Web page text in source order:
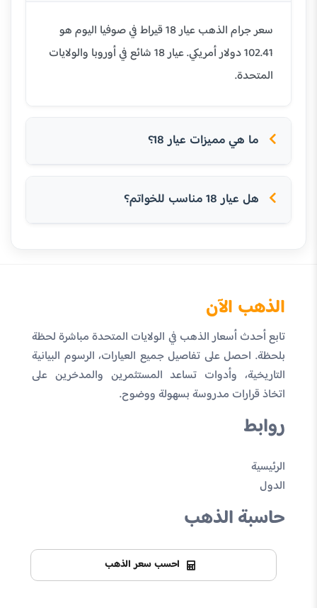
سعر جرام الذهب عيار 18 قيراط في صوفيا اليوم هو
102.41 دولار أمريكي. عيار 18 شائع في أوروبا والولايات
المتحدة.
ما هي مميزات عيار 18؟
هل عيار 18 مناسب للخواتم؟
الذهب الآن
تابع أحدث أسعار الذهب في الولايات المتحدة مباشرة لحظة
بلحظة. احصل على تفاصيل جميع العيارات، الرسوم البيانية
التاريخية، وأدوات تساعد المستثمرين والمدخرين على
اتخاذ قرارات مدروسة بسهولة ووضوح.
روابط
الرئيسية
الدول
حاسبة الذهب
احسب سعر الذهب